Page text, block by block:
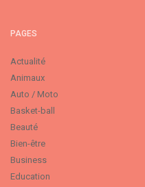
PAGES
Actualité
Animaux
Auto / Moto
Basket-ball
Beauté
Bien-être
Business
Education